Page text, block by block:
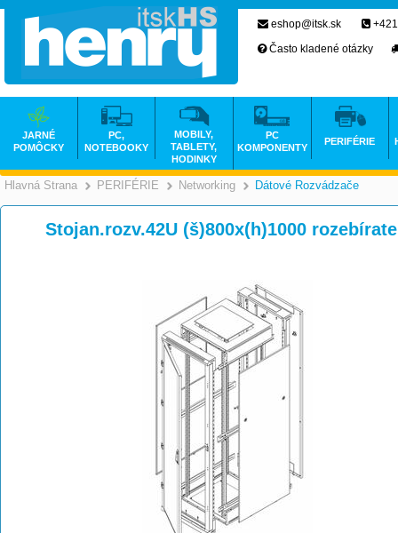
Hlavná Strana >
PERIFÉRIE >
Networking >
Dátové Rozvádzače
Stojan.rozv.42U (š)800x(h)1000
eshop@itsk.sk
Často kladené otázky
JARNÉ
POMÔCKY
PC,
NOTEBOOKY
MOBILY,
TABLETY,
HODINKY
PC
KOMPONENTY
PERIFÉRIE